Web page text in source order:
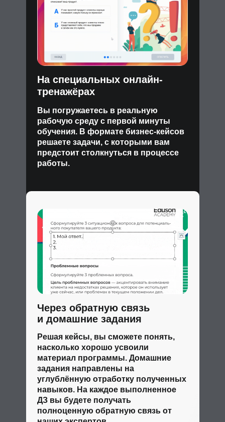
Вы погружаетесь в реальную
рабочую среду с первой минуты
обучения. В формате бизнес-кейсов
решаете задачи, с которыми вам
предстоит столкнуться в процессе
работы.
На специальных онлайн-
тренажёрах
Через обратную связь
и домашние задания
Решая кейсы, вы сможете понять,
насколько хорошо усвоили
материал программы. Домашние
задания направлены на
углублённую отработку полученных
навыков. На каждое выполненное
ДЗ вы будете получать
полноценную обратную связь от